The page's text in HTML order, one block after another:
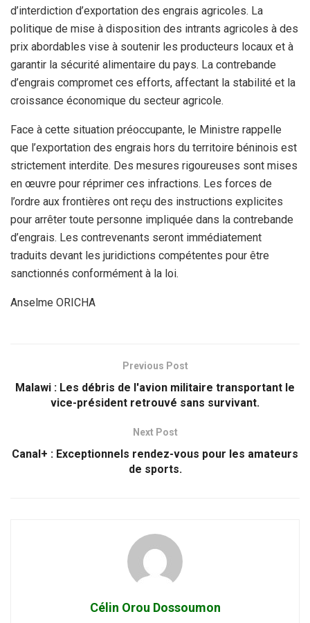
d’interdiction d’exportation des engrais agricoles. La
politique de mise à disposition des intrants agricoles à des
prix abordables vise à soutenir les producteurs locaux et à
garantir la sécurité alimentaire du pays. La contrebande
d’engrais compromet ces efforts, affectant la stabilité et la
croissance économique du secteur agricole.
Face à cette situation préoccupante, le Ministre rappelle
que l’exportation des engrais hors du territoire béninois est
strictement interdite. Des mesures rigoureuses sont mises
en œuvre pour réprimer ces infractions. Les forces de
l’ordre aux frontières ont reçu des instructions explicites
pour arrêter toute personne impliquée dans la contrebande
d’engrais. Les contrevenants seront immédiatement
traduits devant les juridictions compétentes pour être
sanctionnés conformément à la loi.
Anselme ORICHA
Previous Post
Malawi : Les débris de l'avion militaire transportant le
vice-président retrouvé sans survivant.
Next Post
Canal+ : Exceptionnels rendez-vous pour les amateurs
de sports.
Célin Orou Dossoumon